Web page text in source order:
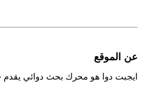
عن الموقع
ايجبت دوا هو محرك بحث دوائي